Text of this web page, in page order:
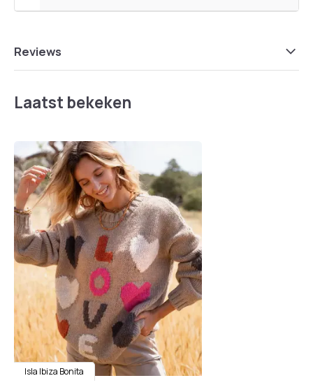
Reviews
Laatst bekeken
Isla Ibiza Bonita